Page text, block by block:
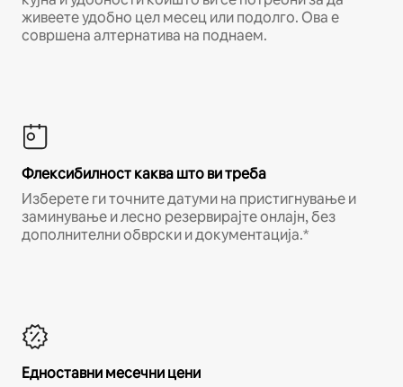
живеете удобно цел месец или подолго. Ова е
совршена алтернатива на поднаем.
Флексибилност каква што ви треба
Изберете ги точните датуми на пристигнување и
заминување и лесно резервирајте онлајн, без
дополнителни обврски и документација.*
Едноставни месечни цени